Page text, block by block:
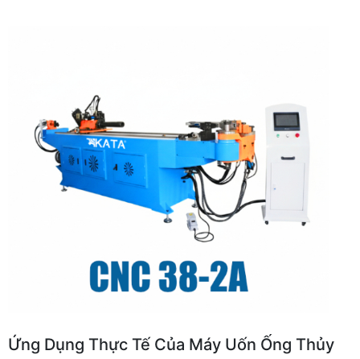
Ứng Dụng Thực Tế Của Máy Uốn Ống Thủy